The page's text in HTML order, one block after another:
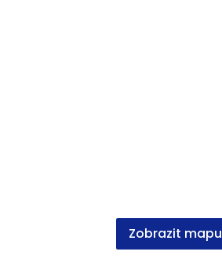
Zobrazit mapu